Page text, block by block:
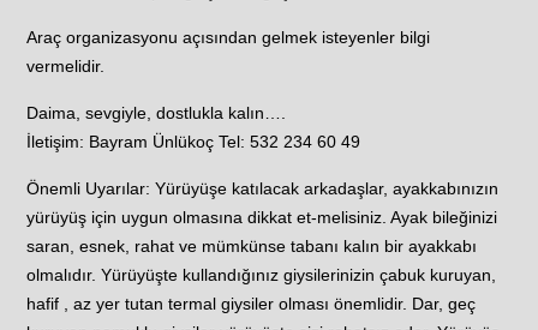
Araç organizasyonu açısından gelmek isteyenler bilgi
vermelidir.
Daima, sevgiyle, dostlukla kalın….
İletişim: Bayram Ünlükoç Tel: 532 234 60 49
Önemli Uyarılar: Yürüyüşe katılacak arkadaşlar, ayakkabınızın
yürüyüş için uygun olmasına dikkat et-melisiniz. Ayak bileğinizi
saran, esnek, rahat ve mümkünse tabanı kalın bir ayakkabı
olmalıdır. Yürüyüşte kullandığınız giysilerinizin çabuk kuruyan,
hafif , az yer tutan termal giysiler olması önemlidir. Dar, geç